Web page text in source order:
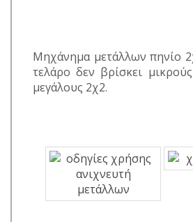
Μηχάνημα μετάλλων πηνίο
τελάρο δεν βρίσκει
μεγάλους 2χ2.